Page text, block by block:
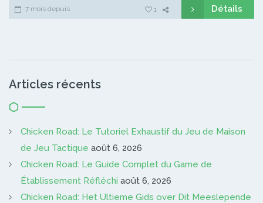
7 mois depuis 1 Détails
Articles récents
Chicken Road: Le Tutoriel Exhaustif du Jeu de Maison
de Jeu Tactique août 6, 2026
Chicken Road: Le Guide Complet du Game de
Établissement Réfléchi août 6, 2026
Chicken Road: Het Ultieme Gids over Dit Meeslepende